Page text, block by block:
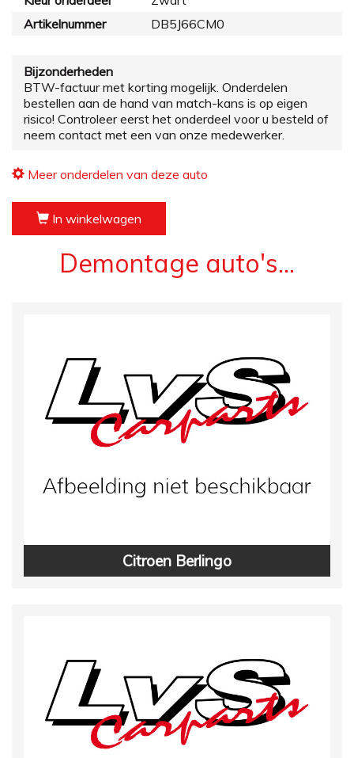
Artikelnummer
DB5J66CM0
Bijzonderheden
BTW-factuur met korting mogelijk. Onderdelen
bestellen aan de hand van match-kans is op eigen
risico! Controleer eerst het onderdeel voor u besteld of
neem contact met een van onze medewerker.
Meer onderdelen van deze auto
In winkelwagen
Demontage auto's...
Citroen Berlingo